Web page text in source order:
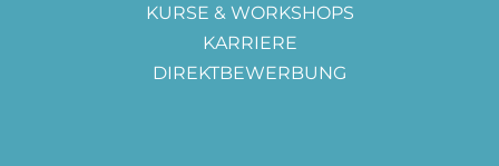
KURSE & WORKSHOPS
KARRIERE
DIREKTBEWERBUNG